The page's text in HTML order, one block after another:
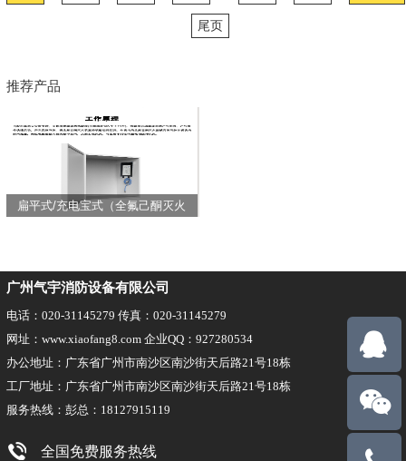
尾页
推荐产品
扁平式/充电宝式（全氟己酮灭火
广州气宇消防设备有限公司
电话：020-31145279 传真：020-31145279
网址：www.xiaofang8.com 企业QQ：927280534
办公地址：广东省广州市南沙区南沙街天后路21号18栋
工厂地址：广东省广州市南沙区南沙街天后路21号18栋
服务热线：彭总：18127915119
全国免费服务热线